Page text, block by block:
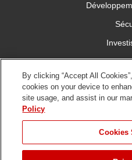
Connectez-
By clicking “Accept All
cookies on your device to
site usage, and assist in our
Policy
Cookies